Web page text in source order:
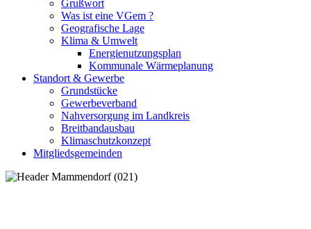
Grußwort
Was ist eine VGem ?
Geografische Lage
Klima & Umwelt
Energienutzungsplan
Kommunale Wärmeplanung
Standort & Gewerbe
Grundstücke
Gewerbeverband
Nahversorgung im Landkreis
Breitbandausbau
Klimaschutzkonzept
Mitgliedsgemeinden